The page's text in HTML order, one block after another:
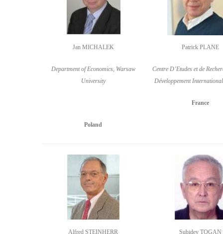
Jan MICHALEK
Department of Economics, Warsaw
University
Poland
Patrick PLANE
Centre D’Etudes et de
Développement
France
Alfred STEINHERR Subidey TOGAN